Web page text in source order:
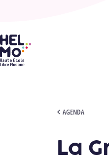
HELMo
AGENDA
LA GRANDE
La